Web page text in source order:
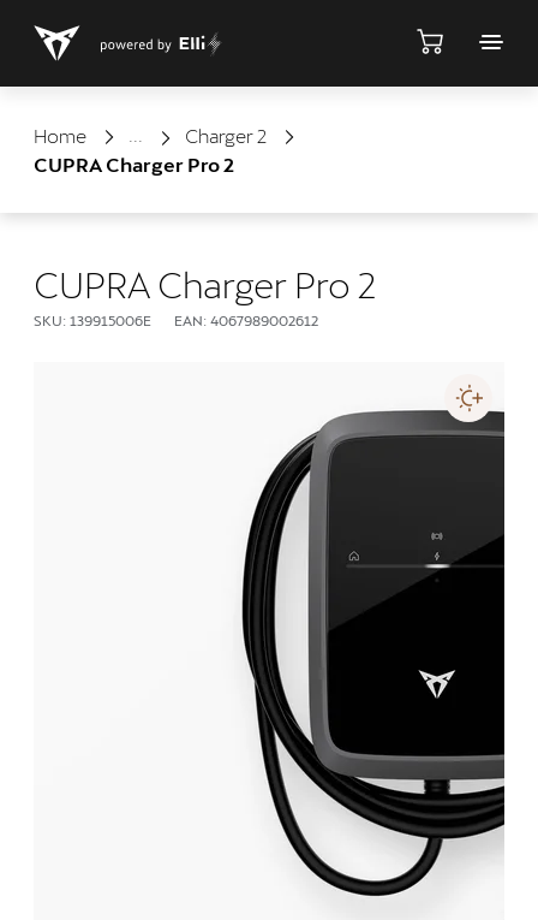
Home ShopCharger 2
CUPRA Charger Pro 2
CUPRA Charger Pro 2
SKU: 139915006E EAN: 4067989002612